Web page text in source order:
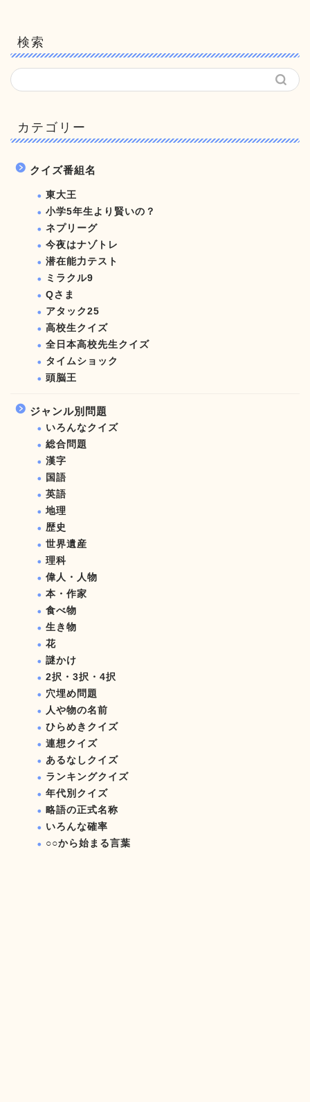
検索
カテゴリー
クイズ番組名
東大王
小学5年生より賢いの？
ネプリーグ
今夜はナゾトレ
潜在能力テスト
ミラクル9
Qさま
アタック25
高校生クイズ
全日本高校先生クイズ
タイムショック
頭脳王
ジャンル別問題
いろんなクイズ
総合問題
漢字
国語
英語
地理
歴史
世界遺産
理科
偉人・人物
本・作家
食べ物
生き物
花
謎かけ
2択・3択・4択
穴埋め問題
人や物の名前
ひらめきクイズ
連想クイズ
あるなしクイズ
ランキングクイズ
年代別クイズ
略語の正式名称
いろんな確率
○○から始まる言葉